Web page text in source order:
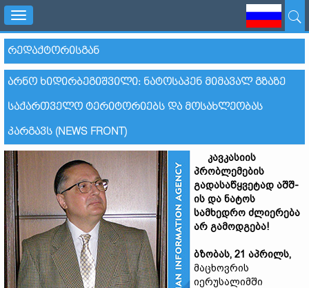
Toggle
navigation
ᲠᲔᲓᲐᲥᲢᲝᲠᲘᲡᲒᲐᲜ
ᲐᲠᲜᲝ ᲮᲘᲓᲘᲠᲑᲔᲒᲘᲨᲕᲘᲚᲘ: ᲜᲐᲢᲝᲡᲐᲙᲔᲜ ᲛᲘᲛᲐᲕᲐᲚ ᲒᲖᲐᲖᲔ
ᲡᲐᲥᲐᲠᲗᲕᲔᲚᲝ ᲢᲔᲠᲘᲢᲝᲠᲘᲔᲑᲡ ᲓᲐ ᲛᲝᲡᲐᲮᲚᲔᲝᲑᲐᲡ
ᲙᲐᲠᲒᲐᲕᲡ (NEWS FRONT)
კავკასიის
პრობლემების
გადასაწყვეტად აშშ-
ის და ნატოს
სამხედრო ძლიერება
არ გამოდგება!
ბზობას, 21 აპრილს,
მაცხოვრის
იერუსალიმში